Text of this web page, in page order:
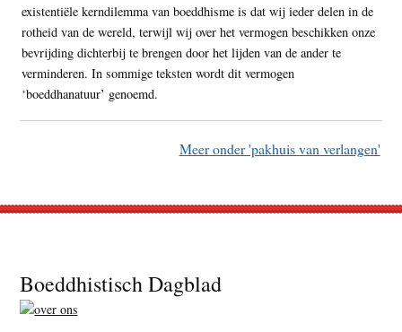
existentiële kerndilemma van boeddhisme is dat wij ieder delen in de
rotheid van de wereld, terwijl wij over het vermogen beschikken onze
bevrijding dichterbij te brengen door het lijden van de ander te
verminderen. In sommige teksten wordt dit vermogen
‘boeddhanatuur’ genoemd.
Meer onder 'pakhuis van verlangen'
Footer
Boeddhistisch Dagblad